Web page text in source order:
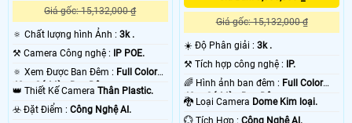
Giá gốc: 15,132,000 ₫
🔅 Chất lượng hình Ảnh : 3k .
⚒ Camera Công nghệ : IP POE.
🔅 Xem Được Ban Đêm : Full Color
40m Có Màu Ban Ðêm.
👑 Thiết Kế Camera Thân Plastic.
️☣️ Đặt Điểm : Công Nghệ AI.
Giá gốc: 15,132,000 ₫
☀️ Độ Phân giải :3k .
⚒ Tích hợp công nghệ : IP.
🌈 Hình ảnh ban đêm : Full Color
40m Có Màu Ban Ðêm.
🐉️ Loại Camera Dome Kim loại.
️💮 Tích Hợp :Công Nghệ AI.